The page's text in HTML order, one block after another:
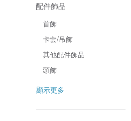
配件飾品
首飾
卡套/吊飾
其他配件飾品
頭飾
顯示更多